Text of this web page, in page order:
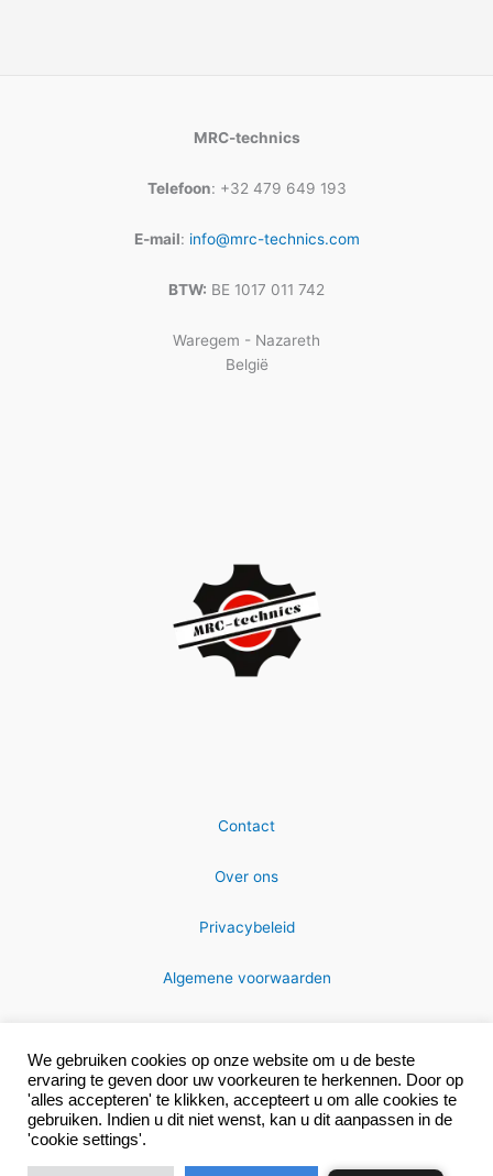
MRC-technics
Telefoon: +32 479 649 193
E-mail: info@mrc-technics.com
BTW: BE 1017 011 742
Waregem - Nazareth
België
Contact
Over ons
Privacybeleid
Algemene voorwaarden
Copyright © 2026 MRC-technics
We gebruiken cookies op onze website om u de beste
ervaring te geven door uw voorkeuren te herkennen. Door op
'alles accepteren' te klikken, accepteert u om alle cookies te
gebruiken. Indien u dit niet wenst, kan u dit aanpassen in de
'cookie settings'.